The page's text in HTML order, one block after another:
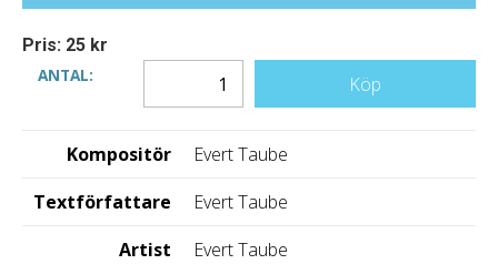
Pris: 25 kr
ANTAL:
Köp
Kompositör
Evert Taube
Textförfattare
Evert Taube
Artist
Evert Taube